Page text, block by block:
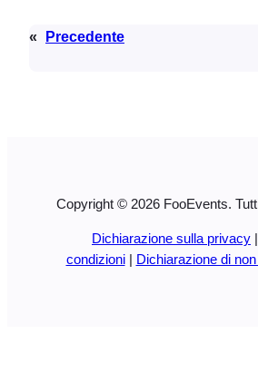
«
Precedente
Copyright © 2026 FooEvents.
Dichiarazione sulla privacy
condizioni| Dichiarazione di